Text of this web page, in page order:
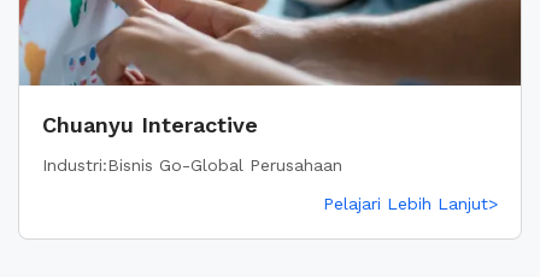
Chuanyu Interactive
Industri:Bisnis Go-Global Perusahaan
Pelajari Lebih Lanjut>